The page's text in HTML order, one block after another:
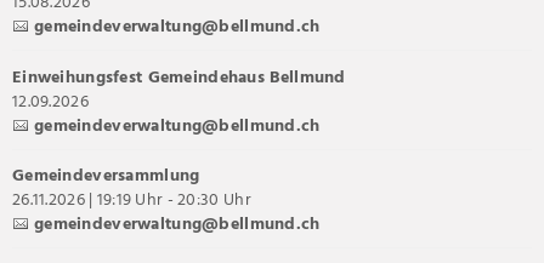
gemeindeverwaltung@bellmund.ch
Einweihungsfest Gemeindehaus Bellmund
12.09.2026
gemeindeverwaltung@bellmund.ch
Gemeindeversammlung
26.11.2026 | 19:19 Uhr - 20:30 Uhr
gemeindeverwaltung@bellmund.ch